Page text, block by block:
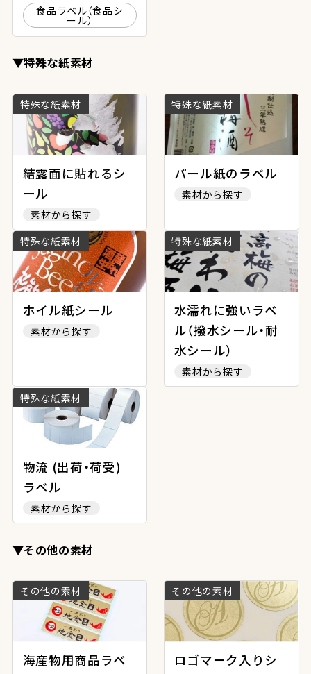
食品ラベル（食品シ
ール）
▼特殊な紙素材
特殊な紙素材
結露面に貼れるシ
ール
素材から探す
特殊な紙素材
パール紙のラベル
素材から探す
特殊な紙素材
ホイル紙シール
素材から探す
特殊な紙素材
水濡れに強いラベ
ル（撥水シール・耐
水シール）
素材から探す
特殊な紙素材
物流 (出荷・荷受)
ラベル
素材から探す
▼その他の素材
その他の素材
海産物用商品ラベ
その他の素材
ロゴマーク入りシ